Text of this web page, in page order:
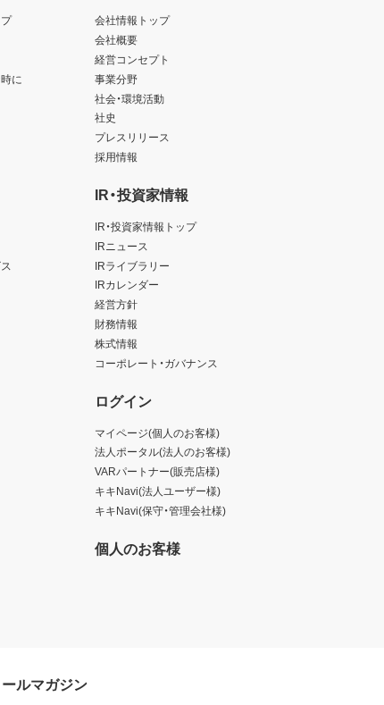
に
会社情報トップ
会社概要
経営コンセプト
事業分野
社会・環境活動
社史
プレスリリース
採用情報
IR・投資家情報
IR・投資家情報トップ
IRニュース
IRライブラリー
IRカレンダー
経営方針
財務情報
株式情報
コーポレート・ガバナンス
ログイン
マイページ(個人のお客様)
法人ポータル(法人のお客様)
VARパートナー(販売店様)
キキNavi(法人ユーザー様)
キキNavi(保守・管理会社様)
個人のお客様
ルマガジン